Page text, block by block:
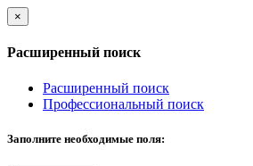
×
Расширенный поиск
Расширенный поиск
Профессиональный поиск
Заполните необходимые поля: